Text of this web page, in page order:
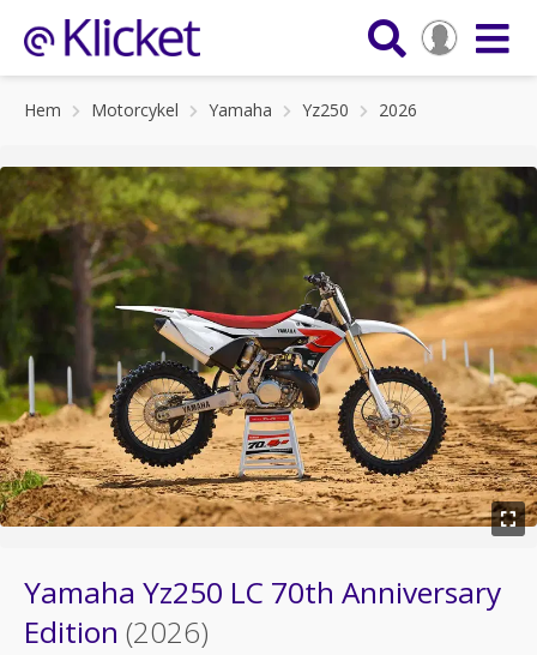
Hem Motorcykel Yamaha Yz250 2026
Yamaha Yz250 LC 70th Anniversary
Edition (2026)